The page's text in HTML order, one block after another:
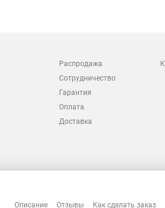
Распродажа
Сотрудничество
Гарантия
Оплата
Доставка
Описание Отзывы Как сделать заказ